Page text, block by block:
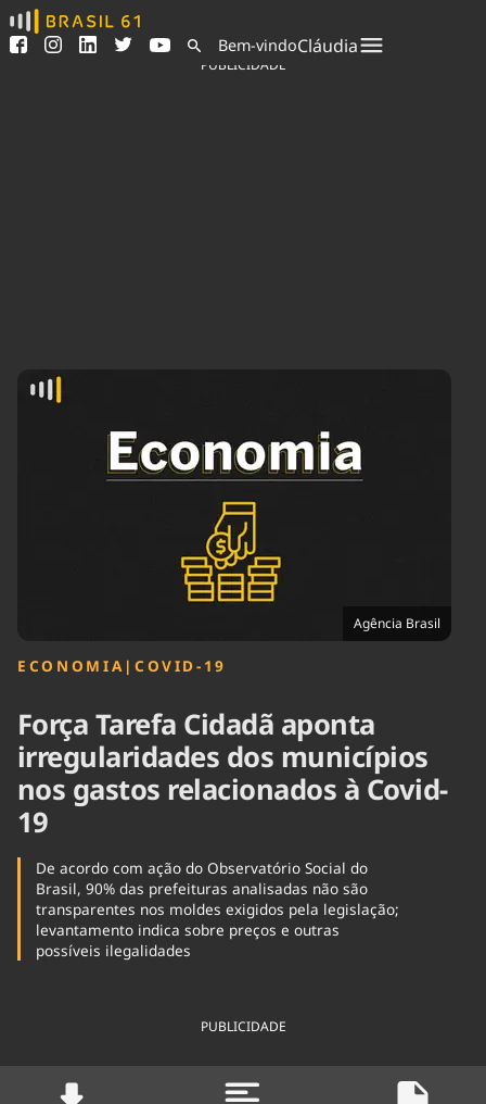
Ver todas as notícias
Podcasts
Indicadores
Agronegócios
Economia
Educação
Infraestrutura
Internacional
Podcast
Política
Saúde
Bem-vindoCláudia
PUBLICIDADE
Agência Brasil
ECONOMIA | COVID-19
Força Tarefa Cidadã aponta
irregularidades dos municípios
nos gastos relacionados à Covid-
19
De acordo com ação do Observatório Social do
Brasil, 90% das prefeituras analisadas não são
transparentes nos moldes exigidos pela legislação;
levantamento indica sobre preços e outras
possíveis ilegalidades
PUBLICIDADE